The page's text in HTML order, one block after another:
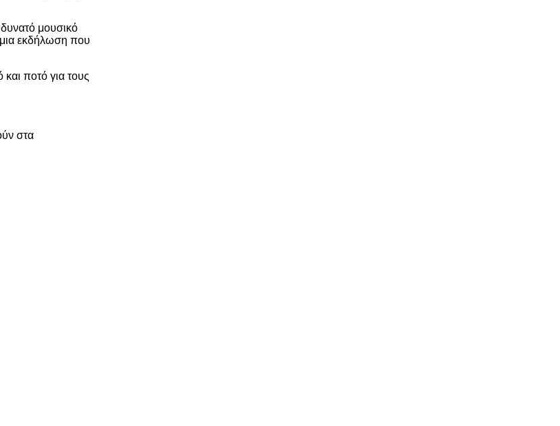
μουσικό
μια εκδήλωση που
ποτό για τους
στα